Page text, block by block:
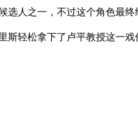
选人之一，不过这个角色最终
里斯轻松拿下了卢平教授这一